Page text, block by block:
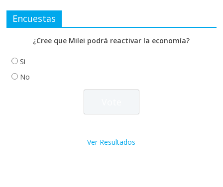
Encuestas
¿Cree que Milei podrá reactivar la economía?
Si
No
Ver Resultados